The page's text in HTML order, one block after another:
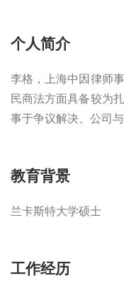
个人简介
李格，上海中因律师
民商法方面具备较为
事于争议解决、公司
教育背景
兰卡斯特大学硕士
工作经历